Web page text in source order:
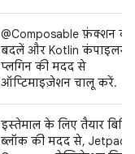
@Composable फ़ंक्शन को
बदलें और Kotlin कंपाइलर
प्लगिन की मदद से
ऑप्टिमाइज़ेशन चालू करें.
इस्तेमाल के लिए तैयार
ब्लॉक की मदद से, Jetpack